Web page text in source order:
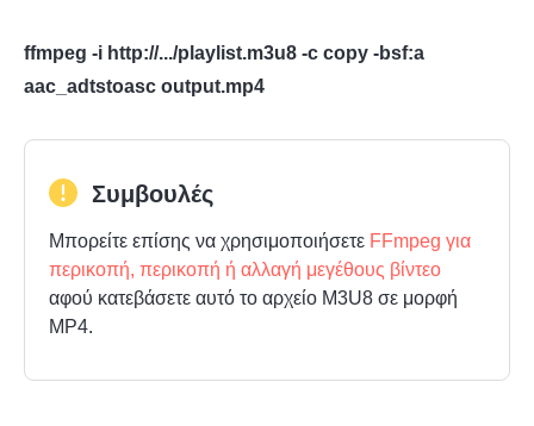
Βήμα 2.
ffmpeg -i http://.../playlist.m3u8 -c copy -bsf:a
aac_adtstoasc output.mp4
Συμβουλές
Μπορείτε επίσης να χρησιμοποιήσετε FFmpeg για
περικοπή, περικοπή ή αλλαγή μεγέθους βίντεο
αφού κατεβάσετε αυτό το αρχείο M3U8 σε μορφή
MP4.